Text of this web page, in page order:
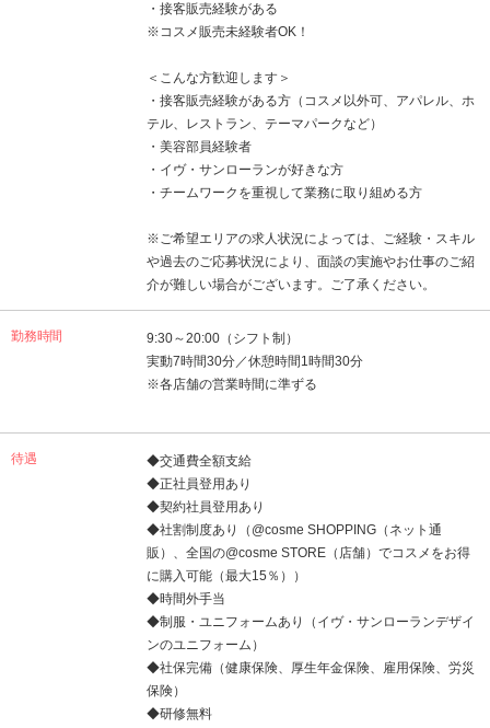
・接客販売経験がある
※コスメ販売未経験者OK！
＜こんな方歓迎します＞
・接客販売経験がある方（コスメ以外可、アパレル、ホ
テル、レストラン、テーマパークなど）
・美容部員経験者
・イヴ・サンローランが好きな方
・チームワークを重視して業務に取り組める方
※ご希望エリアの求人状況によっては、ご経験・スキル
や過去のご応募状況により、面談の実施やお仕事のご紹
介が難しい場合がございます。ご了承ください。
勤務時間
9:30～20:00（シフト制）
実動7時間30分／休憩時間1時間30分
※各店舗の営業時間に準ずる
待遇
◆交通費全額支給
◆正社員登用あり
◆契約社員登用あり
◆社割制度あり（@cosme SHOPPING（ネット通
販）、全国の@cosme STORE（店舗）でコスメをお得
に購入可能（最大15％））
◆時間外手当
◆制服・ユニフォームあり（イヴ・サンローランデザイ
ンのユニフォーム）
◆社保完備（健康保険、厚生年金保険、雇用保険、労災
保険）
◆研修無料